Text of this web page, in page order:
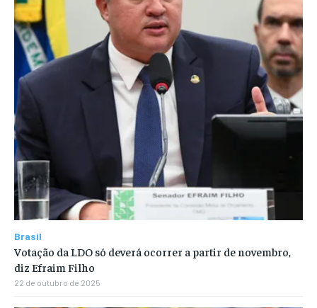
Brasil
Votação da LDO só deverá ocorrer a partir de novembro,
diz Efraim Filho
22 de outubro de 2025